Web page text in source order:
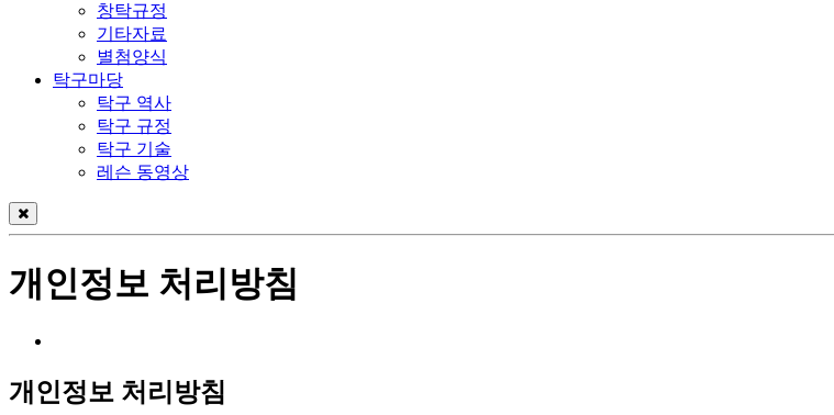
창탁규정
기타자료
별첨양식
탁구마당
탁구 역사
탁구 규정
탁구 기술
레슨 동영상
개인정보 처리방침
개인정보 처리방침